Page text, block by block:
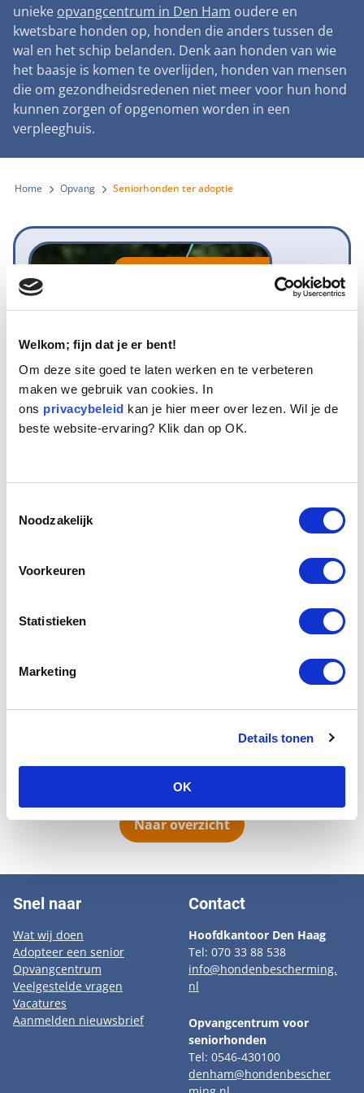
Welkom; fijn dat je er bent!
Om deze site goed te laten werken en te verbeteren
maken we gebruik van cookies. In
ons privacybeleid kan je hier meer over lezen. Wil je de
beste website-ervaring? Klik dan op OK.
Noodzakelijk
Voorkeuren
Statistieken
Marketing
Details tonen
OK
Landelijke registratie bijtincidenten
Verantwoord fokbeleid
Landelijk vuurwerkverbod
Verplichte pre-aanschaf cursus
Gemeentelijk meldpunt bijtincidenten
Bescherming tegen grasaren
Lezingen
Symposium Gemeentelijk Dierenbeleid
Teken onze petitie
Steun als bedrijf
Adopteer een seniorhond
Sponsor een seniorhond
Steun als vrijwilliger
Honden voor Honden Loop
Vraag een donatiebox aan
Wat wij doen
Onze organisatie
Samenwerking
Jaarverslag
Vacatures
Donateursmagazine Hond
Onze successen voor honden
Contactgegevens
Pers
Nieuws
Nieuwsbrief
Incassodata
Zoeken
unieke opvangcentrum in Den Ham oudere en
kwetsbare honden op, honden die anders tussen de
wal en het schip belanden. Denk aan honden van wie
het baasje is komen te overlijden, honden van mensen
die om gezondheidsredenen niet meer voor hun hond
kunnen zorgen of opgenomen worden in een
verpleeghuis.
Home Opvang Seniorhonden ter adoptie
Leeftijd: 10
Geslacht:
Geplaatst.
goed als in de bloei van zijn leven. Dit soort hondjes is
veelal taai en ongecompliceerd en Leo voldoet daar
neemt het leven zoals het komt.
Naar overzicht
Snel naar
Wat wij doen
Adopteer een senior
Opvangcentrum
Veelgestelde vragen
Vacatures
Aanmelden nieuwsbrief
Contact
Hoofdkantoor Den Haag
Tel: 070 33 88 538
info@hondenbescherming.
nl
Opvangcentrum voor
seniorhonden
Tel: 0546-430100
denham@hondenbescher